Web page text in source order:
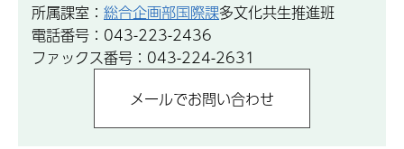
所属課室： 総合企画部国際課多文化共生推進班
電話番号：043-223-2436
ファックス番号：043-224-2631